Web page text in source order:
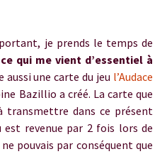
je prends le temps de
qui me vient d’essentiel à
aussi une carte du jeu l’Audace
Bazillio a créé. La carte que
transmettre dans ce présent
est revenue par 2 fois lors de
pouvais par conséquent que